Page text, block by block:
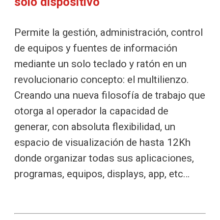
Permite la gestión, administración, control
de equipos y fuentes de información
mediante un solo teclado y ratón en un
revolucionario concepto: el multilienzo.
Creando una nueva filosofía de trabajo que
otorga al operador la capacidad de
generar, con absoluta flexibilidad, un
espacio de visualización de hasta 12Kh
donde organizar todas sus aplicaciones,
programas, equipos, displays, app, etc…